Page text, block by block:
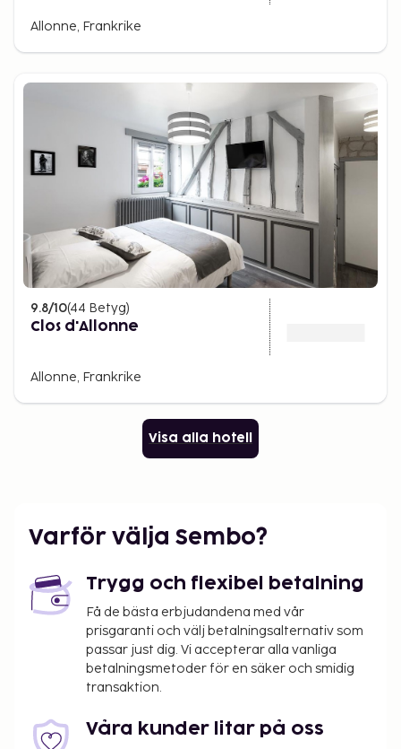
Allonne, Frankrike
9.8/10(44 Betyg)
Clos d'Allonne
Allonne, Frankrike
Visa alla hotell
Varför välja Sembo?
Trygg och flexibel betalning
Få de bästa erbjudandena med vår
prisgaranti och välj betalningsalternativ som
passar just dig. Vi accepterar alla vanliga
betalningsmetoder för en säker och smidig
transaktion.
Våra kunder litar på oss